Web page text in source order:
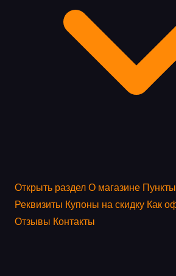
Открыть раздел О магазине
Реквизиты Купоны на скидку Как
Отзывы Контакты